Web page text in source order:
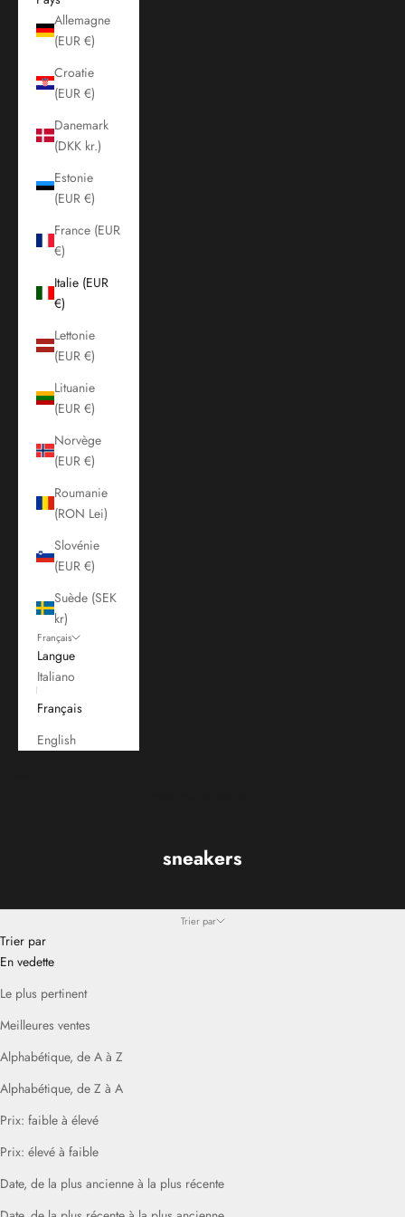
Allemagne
(EUR €)
Croatie
(EUR €)
Danemark
(DKK kr.)
Estonie
(EUR €)
France (EUR
€)
Italie (EUR
€)
Lettonie
(EUR €)
Lituanie
(EUR €)
Norvège
(EUR €)
Roumanie
(RON Lei)
Slovénie
(EUR €)
Suède (SEK
kr)
Français
Langue
Italiano
Français
English
sneakers
Trier par
Trier par
En vedette
Le plus pertinent
Meilleures ventes
Alphabétique, de A à Z
Alphabétique, de Z à A
Prix: faible à élevé
Prix: élevé à faible
Date, de la plus ancienne à la plus récente